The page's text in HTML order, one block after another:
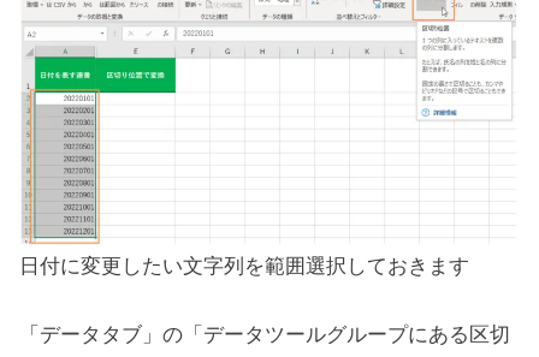
日付に変更したい文字列を範囲選択しておきます
「データタブ」の「データツールグループにある区切